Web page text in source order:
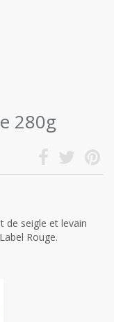
280g
de seigle et levain
Rouge.